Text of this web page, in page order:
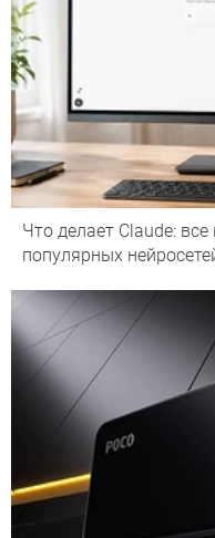
Что делает Сlaude:
популярных